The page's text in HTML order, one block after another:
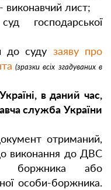
виконавчий лист;
господарської
до суду заяву про
(зразки всіх згадуваних в
в даний час,
служба України
отриманий,
виконання до ДВС
боржника або
особи-боржника.